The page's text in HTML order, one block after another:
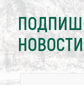
НОВОСТИ